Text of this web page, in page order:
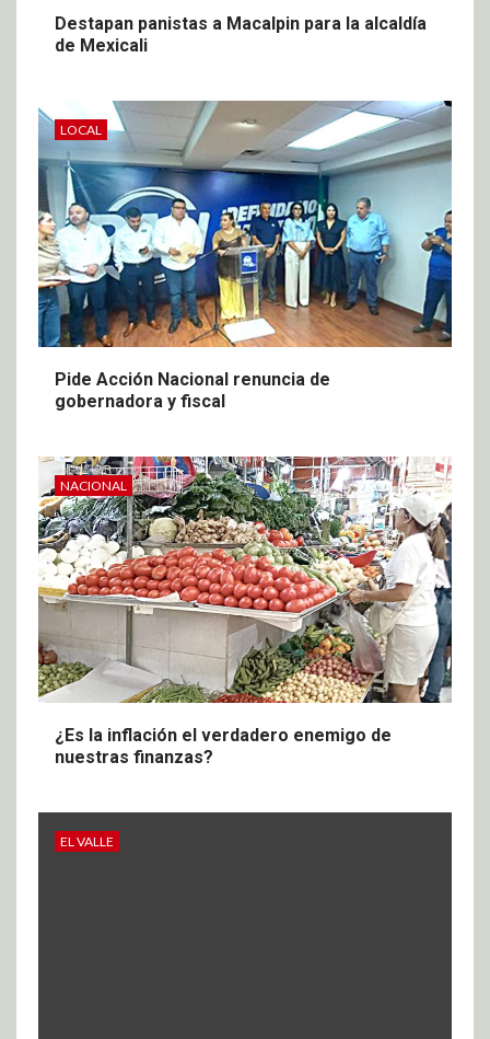
Destapan panistas a Macalpin para la alcaldía
de Mexicali
LOCAL
Pide Acción Nacional renuncia de
gobernadora y fiscal
NACIONAL
¿Es la inflación el verdadero enemigo de
nuestras finanzas?
EL VALLE